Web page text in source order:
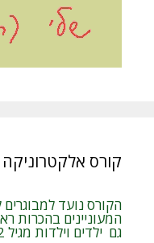
קורס
הקורס נועד
המעוניינים בהכרות
גם ילדים וילדות מגיל 12 יוכלו ליהנות מרוב התכנים.